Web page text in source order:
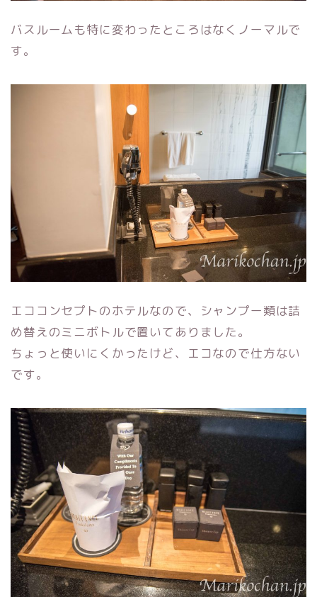
バスルームも特に変わったところはなくノーマルで
す。
エココンセプトのホテルなので、シャンプー類は詰
め替えのミニボトルで置いてありました。
ちょっと使いにくかったけど、エコなので仕方ない
です。